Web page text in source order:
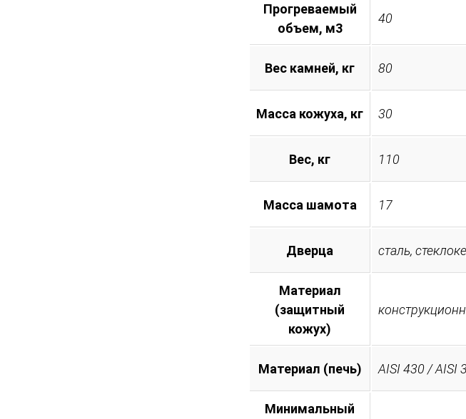
Прогреваемый
объем, м3
40
Вес камней, кг 80
Масса кожуха, кг 30
Вес, кг 110
Масса шамота 17
Дверца сталь,
Материал
(защитный
кожух)
Материал (печь) AISI 430 / AISI
Минимальный